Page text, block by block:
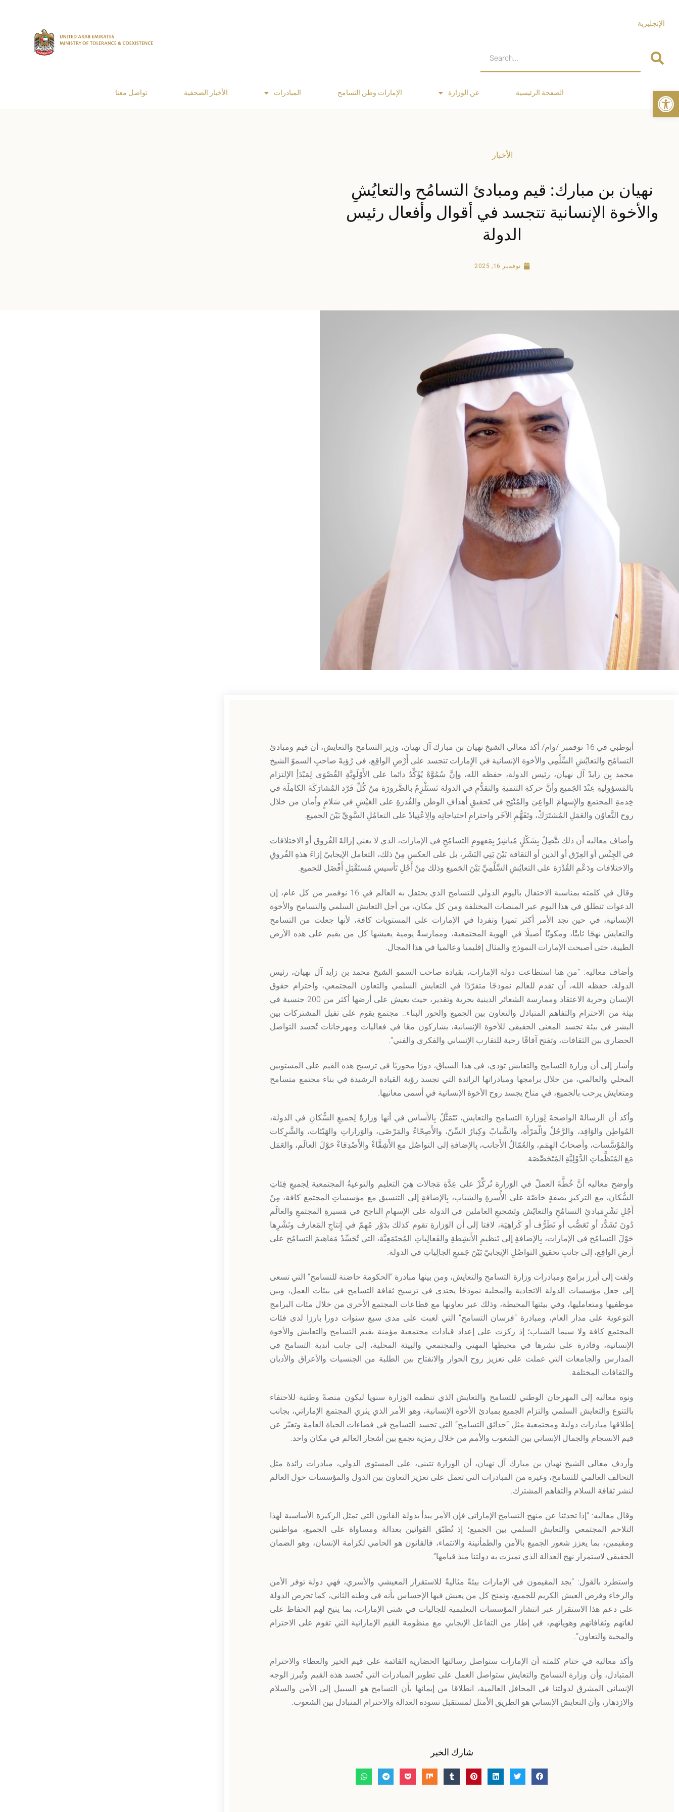
الإنجليزية
الصفحة الرئيسية عن الوزارة الإمارات وطن التسامح المبادرات الأخبار الصحفية تواصل معنا
الأخبار
نهيان بن مبارك: قيم ومبادئ التسامُح والتعايُشِ
والأخوة الإنسانية تتجسد في أقوال وأفعال رئيس
الدولة
نوفمبر 16, 2025
أبوظبي في 16 نوفمبر /وام/ أكد معالي الشيخ نهيان بن مبارك آل نهيان، وزير التسامح والتعايش، أن قيم ومبادئ
التسامُح والتعايُشِ السِّلْمِي والأخوة الإنسانية في الإِمارات تتجسد على أَرْضِ الواقِع، في رُؤيةَ صاحبِ السموّ الشيخ
محمد بِن زايدْ آل نهيان، رئيس الدولة، حفظه الله، وإنَّ سُمُوَّهْ يُؤَكِّدُ دائما على الأَوْلَوِيَّةِ القُصْوَى لِمَبْدَأِ الإلتزام
بالمَسؤوليةِ عِنْدَ الجَميع وأنَّ حركةِ التنميةِ والتقدُّمِ في الدولة تَستَلْزِمُ بالضَّرورَة مِنْ كُلِّ فَرْد المُشارَكَةَ الكامِلَة في
خِدمةِ المجتمع والإِسهامَ الواعِيَ والمُنْتِج في تَحقيقِ أهدافِ الوطن والقُدرةِ على العَيْشِ في سَلامٍ وأمان من خلال
روح التَّعاوُن والعَمَلِ المُشتَرَكْ، وتَفَهُّمِ الآخَر واحترامِ احتياجاتِه والِاعْتِيادْ على التعامُلِ السَّوِيِّ بَيْنَ الجميع.
وأضاف معاليه أن ذلك يَتَّصِلُ بِشَكْلٍ مُباشِرْ بِمَفهومِ التسامُحِ في الإمارات، الذي لا يعني إزالةَ الفُروق أو الاختلافات
في الجِنْس أو العِرْق أو الدين أو الثقافة بَيْنَ بَنِي البَشَر، بل على العكسِ مِنْ ذلك، التعامل الإيجابيّ إزاءَ هذهِ الفُروقِ
والاختلافات ودَعْمِ القُدْرَة على التعايُشِ السِّلْمِيِّ بَيْنَ الجَميع وذلك مِنْ أَجْلِ تَأسيسِ مُستَقْبَلٍ أَفْضَل للجميع.
وقال في كلمته بمناسبة الاحتفال باليوم الدولي للتسامح الذي يحتفل به العالم في 16 نوفمبر من كل عام، إن
الدعوات تنطلق في هذا اليوم عبر المنصات المختلفة ومن كل مكان، من أجل التعايش السلمي والتسامح والأخوة
الإنسانية، في حين تجد الأمر أكثر تميزا وتفردا في الإمارات على المستويات كافة، لأنها جعلت من التسامح
والتعايش نهجًا ثابتًا، ومكونًا أصيلًا في الهوية المجتمعية، وممارسةً يومية يعيشها كل من يقيم على هذه الأرض
الطيبة، حتى أصبحت الإمارات النموذج والمثال إقليميا وعالميا في هذا المجال.
وأضاف معاليه: “من هنا استطاعت دولة الإمارات، بقيادة صاحب السمو الشيخ محمد بن زايد آل نهيان، رئيس
الدولة، حفظه الله، أن تقدم للعالم نموذجًا متفرّدًا في التعايش السلمي والتعاون المجتمعي، واحترام حقوق
الإنسان وحرية الاعتقاد وممارسة الشعائر الدينية بحرية وتقدير، حيث يعيش على أرضها أكثر من 200 جنسية في
بيئة من الاحترام والتفاهم المتبادل والتعاون بين الجميع والحور البناء.. مجتمع يقوم على تفيل المشتركات بين
البشر في بيئة تجسد المعنى الحقيقي للأخوة الإنسانية، يشاركون معًا في فعاليات ومهرجانات تُجسد التواصل
الحضاري بين الثقافات، وتفتح آفاقًا رحبة للتقارب الإنساني والفكري والفني”.
وأشار إلى أن وزارة التسامح والتعايش تؤدي، في هذا السياق، دورًا محوريًا في ترسيخ هذه القيم على المستويين
المحلي والعالمي، من خلال برامجها ومبادراتها الرائدة التي تجسد رؤية القيادة الرشيدة في بناء مجتمع متسامح
ومتعايش يرحب بالجميع، في مناخ يجسد روح الأخوة الإنسانية في أسمى معانيها.
وأكد أن الرسالةَ الواضحةَ لِوَزارة التسامح والتعايش، تَتَمَثَّلُ بِالأَساس في أنها وَزارةٌ لِجميعِ السُّكانِ في الدولة،
المُواطِن والوَافِد، والرَّجُلْ والْمَرْأَة، والشَّبابْ وكِبارُ السِّنّ، والأَصِحّاءْ والمَرْضَى، والوَزاراتِ والهَيْئات، والشَّرِكات
والمُؤَسَّسات، وأصحابُ الهِمَم، والعُمّالُ الأَجانب، بِالإضافةِ إلى التواصُل مع الأَشِقَّاءْ والأَصْدِقاءْ حَوْلَ العالَم، والعَمَل
مَعَ المُنَظَّماتِ الدَّوْلِيَّةِ المُتَخَصِّصَة.
وأوضح معاليه أنَّ خُطَّةَ العملْ في الوَزارة تُركِّزْ على عِدَّةِ مَجالات هِيَ التعليم والتوعيةُ المجتمعية لِجميعِ فِئاتِ
السُّكان، مع التركيزِ بصفةٍ خاصّة على الأُسرةِ والشباب، بِالإضافةِ إلى التنسيق مع مؤسساتِ المجتمع كافة، مِنْ
أَجْلِ نَشْرِمَبادئِ التسامُحِ والتعايُش وتَشجيعِ العاملين في الدولة على الإسهامِ الناجح في مَسيرةِ المجتمعِ والعالَم
دُونَ تَشَدُّد أو تَعَصُّب أو تَطَرُّف أو كَراهِيَة، لافتا إلى أن الوَزارةِ تقوم كذلك بدَوْر مُهِمّ في إِنتاجِ المَعارف ونَشْرِها
حَوْلَ التسامُح في الإمارات، بِالإضافةِ إلى تَنظيمِ الأَنشِطةِ والفَعالِياتِ المُجتَمَعِيَّة، التي تُجَسِّدْ مَفاهيمَ التسامُح على
أَرضِ الواقِع، إلى جانبِ تحقيقِ التواصُلِ الإيجابيّ بَيْنَ جَميعِ الجالِياتِ في الدولة.
ولفت إلى أبرز برامج ومبادرات وزارة التسامح والتعايش، ومن بينها مبادرة “الحكومة حاضنة للتسامح” التي تسعى
إلى جعل مؤسسات الدولة الاتحادية والمحلية نموذجًا يحتذى في ترسيخ ثقافة التسامح في بيئات العمل، وبين
موظفيها ومتعامليها، وفي بيئتها المحيطة، وذلك عبر تعاونها مع قطاعات المجتمع الأخرى من خلال مئات البرامج
التوعوية على مدار العام، ومبادرة “فرسان التسامح” التي لعبت على مدى سبع سنوات دورا بارزا لدى فئات
المجتمع كافة ولا سيما الشباب؛ إذ ركزت على إعداد قيادات مجتمعية مؤمنة بقيم التسامح والتعايش والأخوة
الإنسانية، وقادرة على نشرها في محيطها المهني والمجتمعي والبيئة المحلية، إلى جانب أندية التسامح في
المدارس والجامعات التي عملت على تعزيز روح الحوار والانفتاح بين الطلبة من الجنسيات والأعراق والأديان
والثقافات المختلفة.
ونوه معاليه إلى المهرجان الوطني للتسامح والتعايش الذي تنظمه الوزارة سنويا ليكون منصةً وطنية للاحتفاء
بالتنوع والتعايش السلمي والتزام الجميع بمبادئ الأخوة الإنسانية، وهو الأمر الذي يثري المجتمع الإماراتي، بجانب
إطلاقها مبادرات دولية ومجتمعية مثل “حدائق التسامح” التي تجسد التسامح في فضاءات الحياة العامة وتعبّر عن
قيم الانسجام والجمال الإنساني بين الشعوب والأمم من خلال رمزية تجمع بين أشجار العالم في مكان واحد.
‎وأردف معالي الشيخ نهيان بن مبارك آل نهيان، أن الوزارة تتبنى، على المستوى الدولي، مبادرات رائدة مثل
التحالف العالمي للتسامح، وغيره من المبادرات التي تعمل على تعزيز التعاون بين الدول والمؤسسات حول العالم
لنشر ثقافة السلام والتفاهم المشترك.
وقال معاليه: “إذا تحدثنا عن منهج التسامح الإماراتي فإن الأمر يبدأ بدولة القانون التي تمثل الركيزة الأساسية لهذا
التلاحم المجتمعي والتعايش السلمي بين الجميع؛ إذ تُطبّق القوانين بعدالة ومساواة على الجميع، مواطنين
ومقيمين، بما يعزز شعور الجميع بالأمن والطمأنينة والانتماء، فالقانون هو الحامي لكرامة الإنسان، وهو الضمان
الحقيقي لاستمرار نهج العدالة الذي تميزت به دولتنا منذ قيامها”.
واستطرد بالقول: “يجد المقيمون في الإمارات بيئةً مثاليةً للاستقرار المعيشي والأسري، فهي دولة توفر الأمن
والرخاء وفرص العيش الكريم للجميع، وتمنح كل من يعيش فيها الإحساس بأنه في وطنه الثاني، ‎كما تحرص الدولة
على دعم هذا الاستقرار عبر انتشار المؤسسات التعليمية للجاليات في شتى الإمارات، بما يتيح لهم الحفاظ على
لغاتهم وثقافاتهم وهوياتهم، في إطار من التفاعل الإيجابي مع منظومة القيم الإماراتية التي تقوم على الاحترام
والمحبة والتعاون”.
وأكد معاليه في ختام كلمته ‎أن الإمارات ستواصل رسالتها الحضارية القائمة على قيم الخير والعطاء والاحترام
المتبادل، وأن وزارة التسامح والتعايش ستواصل العمل على تطوير المبادرات التي تُجسد هذه القيم وتُبرز الوجه
الإنساني المشرق لدولتنا في المحافل العالمية، انطلاقا من إيمانها بأن التسامح هو السبيل إلى الأمن والسلام
والازدهار، وأن التعايش الإنساني هو الطريق الأمثل لمستقبل تسوده العدالة والاحترام المتبادل بين الشعوب.
شارك الخبر
Open toolbar